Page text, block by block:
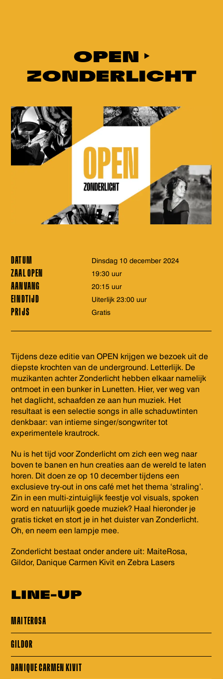
OPEN ‣
ZONDERLICHT
DATUM dinsdag 10 december 2024
ZAAL OPEN 19:30 uur
AANVANG 20:15 uur
EINDTIJD Uiterlijk 23:00 uur
PRIJS Gratis
Tijdens deze editie van OPEN krijgen we bezoek uit de
diepste krochten van de underground. Letterlijk. De
muzikanten achter Zonderlicht hebben elkaar namelijk
ontmoet in een bunker in Lunetten. Hier, ver weg van
het daglicht, schaafden ze aan hun muziek. Het
resultaat is een selectie songs in alle schaduwtinten
denkbaar: van intieme singer/songwriter tot
experimentele krautrock.
Nu is het tijd voor Zonderlicht om zich een weg naar
boven te banen en hun creaties aan de wereld te laten
horen. Dit doen ze op 10 december tijdens een
exclusieve try-out in ons café met het thema ‘straling’.
Zin in een multi-zintuiglijk feestje vol visuals, spoken
word en natuurlijk goede muziek? Haal hieronder je
gratis ticket en stort je in het duister van Zonderlicht.
Oh, en neem een lampje mee.
Zonderlicht bestaat onder andere uit: MaiteRosa,
Gildor, Danique Carmen Kivit en Zebra Lasers
LINE-UP
MAITEROSA
GILDOR
DANIQUE CARMEN KIVIT